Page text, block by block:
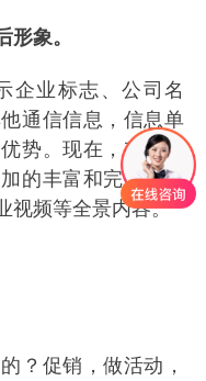
象。
企业标志、公司名
通信信息，信息单
势。现在，有了电
的丰富和完整，包
视频等全景内容。
？促销，做活动，